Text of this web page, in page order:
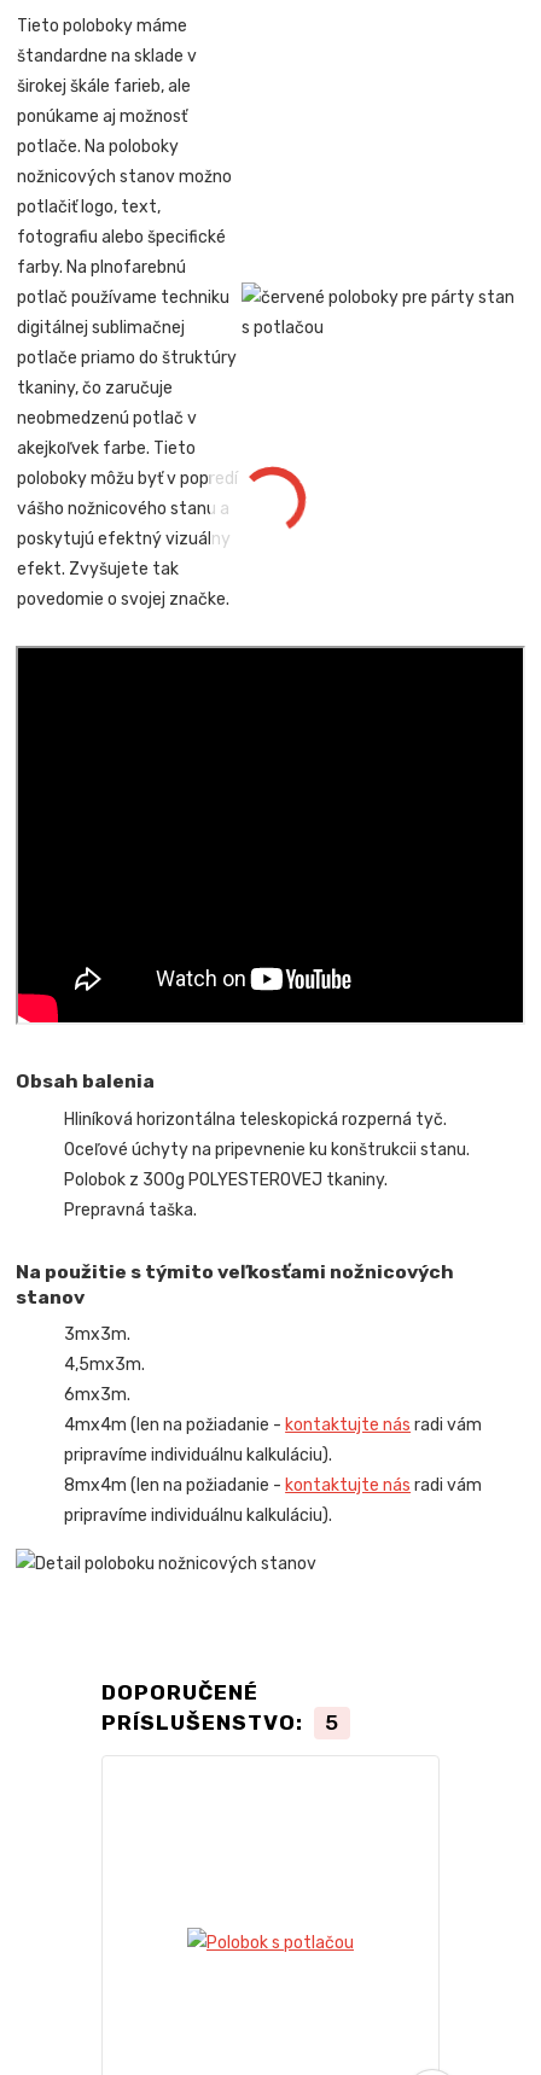
Tieto poloboky máme
štandardne na sklade v
širokej škále farieb, ale
ponúkame aj možnosť
potlače. Na poloboky
nožnicových stanov možno
potlačiť logo, text,
fotografiu alebo špecifické
farby. Na plnofarebnú
potlač používame techniku
digitálnej sublimačnej
potlače priamo do štruktúry
tkaniny, čo zaručuje
neobmedzenú potlač v
akejkoľvek farbe. Tieto
poloboky môžu byť v popredí
vášho nožnicového stanu a
poskytujú efektný vizuálny
efekt. Zvyšujete tak
povedomie o svojej značke.
Obsah balenia
Hliníková horizontálna teleskopická rozperná tyč.
Oceľové úchyty na pripevnenie ku konštrukcii stanu.
Polobok z 300g POLYESTEROVEJ tkaniny.
Prepravná taška.
Na použitie s týmito veľkosťami nožnicových
stanov
3mx3m.
4,5mx3m.
6mx3m.
4mx4m (len na požiadanie - kontaktujte nás radi vám
pripravíme individuálnu kalkuláciu).
8mx4m (len na požiadanie - kontaktujte nás radi vám
pripravíme individuálnu kalkuláciu).
DOPORUČENÉ
PRÍSLUŠENSTVO:
5